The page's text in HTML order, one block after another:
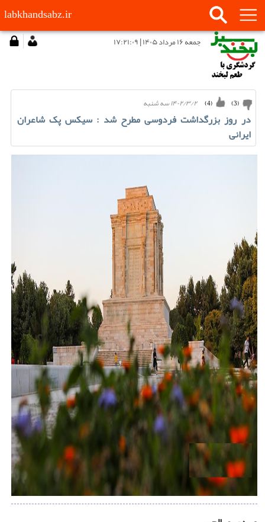
labkhandsabz.ir
جمعه ۱۶ مرداد ۱۴۰۵ | ۱۷:۲۱:۰۹
۱۴۰۲/۳/۲ سه شنبه (
4
) (
3
)
در روز بزرگداشت فردوسی مطرح شد : سیکس پک شاعران
ایرانی